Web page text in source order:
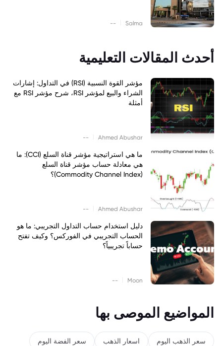
Salma
--
أحدث المقالات التعليمية
مؤشر القوة النسبية (RSI) في التداول: إشارات
الشراء والبيع لمؤشر RSI، شرح مؤشر RSI مع
أمثلة
Ahmed Abushar
--
ما هي استراتيجية مؤشر قناة السلع (CCI): ما
هي معادلة حساب مؤشر قناة السلع
(Commodity Channel Index)؟
Ahmed Abushar
--
دليل استخدام حساب التداول التجريبي: ما هو
الحساب التجريبي في الفوركس؟ وكيف تفتح
حساباً تجريبياً؟
Moon
--
المواضيع الموصى بها
سعر الذهب اليوم اسعار الذهب سعر الفضة اليوم